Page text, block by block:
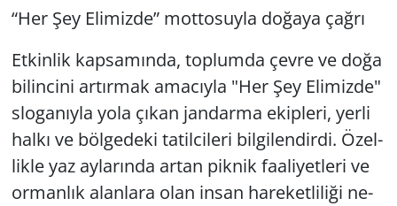
“Her Şey Eli­miz­de” mot­to­suy­la do­ğa­ya çağrı
Et­kin­lik kap­sa­mın­da, top­lum­da çevre ve doğa
bi­lin­ci­ni ar­tır­mak ama­cıy­la "Her Şey Eli­miz­de"
slo­ga­nıy­la yola çıkan jan­dar­ma ekip­le­ri, yerli
halkı ve böl­ge­de­ki ta­til­ci­le­ri bil­gi­len­dir­di. Özel­
lik­le yaz ay­la­rın­da artan pik­nik fa­ali­yet­le­ri ve
or­man­lık alan­la­ra olan insan ha­re­ket­li­li­ği ne­